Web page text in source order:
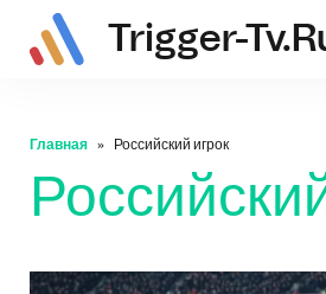
Trigger-
Главная Российский игрок